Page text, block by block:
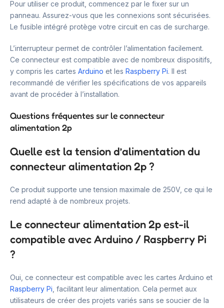
Pour utiliser ce produit, commencez par le fixer sur un
panneau. Assurez-vous que les connexions sont sécurisées.
Le fusible intégré protège votre circuit en cas de surcharge.
L’interrupteur permet de contrôler l’alimentation facilement.
Ce connecteur est compatible avec de nombreux dispositifs,
y compris les cartes Arduino et les Raspberry Pi. Il est
recommandé de vérifier les spécifications de vos appareils
avant de procéder à l’installation.
Questions fréquentes sur le connecteur
alimentation 2p
Quelle est la tension d’alimentation du
connecteur alimentation 2p ?
Ce produit supporte une tension maximale de 250V, ce qui le
rend adapté à de nombreux projets.
Le connecteur alimentation 2p est-il
compatible avec Arduino / Raspberry Pi
?
Oui, ce connecteur est compatible avec les cartes Arduino et
Raspberry Pi , facilitant leur alimentation. Cela permet aux
utilisateurs de créer des projets variés sans se soucier de la